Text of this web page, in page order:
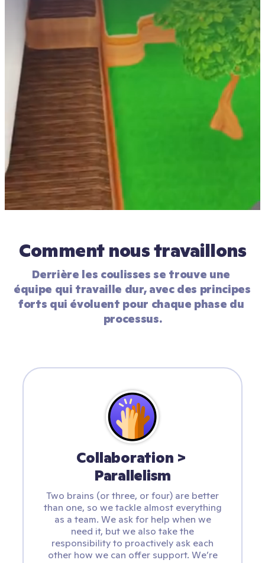
Comment nous travaillons
Derrière les coulisses se trouve une
équipe qui travaille dur, avec des principes
forts qui évoluent pour chaque phase du
processus.
Collaboration >
Parallelism
Two brains (or three, or four) are better
than one, so we tackle almost everything
as a team. We ask for help when we
need it, but we also take the
responsibility to proactively ask each
other how we can offer support. We’re